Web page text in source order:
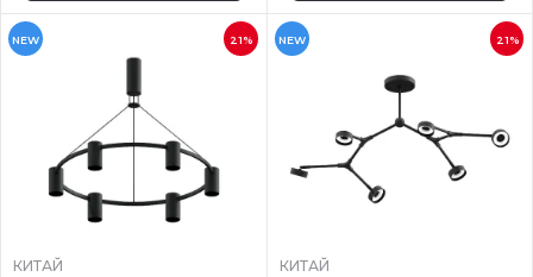
NEW 21%
КИТАЙ
NEW 21%
КИТАЙ